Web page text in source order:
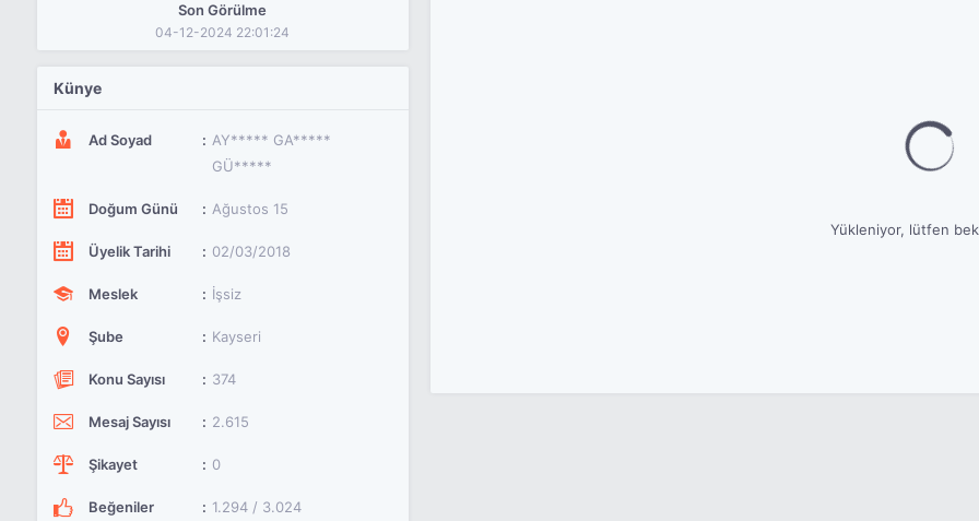
Son Görülme
04-12-2024 22:01:24
Künye
Ad Soyad
AY***** GA*****
GÜ*****
Doğum Günü Ağustos 15
Üyelik Tarihi 02/03/2018
Meslek İşsiz
Şube Kayseri
Konu Sayısı 374
Mesaj Sayısı 2.615
Şikayet 0
Beğeniler 1.294 / 3.024
Yükleniyor, lütfen